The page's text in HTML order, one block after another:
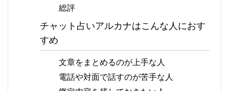
総評
チャット占いアルカナはこんな人におす
すめ
文章をまとめるのが上手な人
電話や対面で話すのが苦手な人